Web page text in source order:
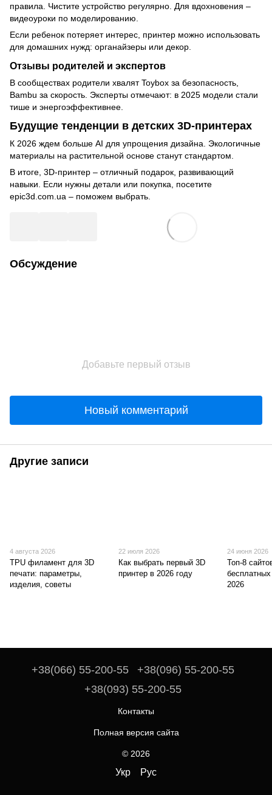
правила. Чистите устройство регулярно. Для вдохновения –
видеоуроки по моделированию.
Если ребенок потеряет интерес, принтер можно использовать
для домашних нужд: органайзеры или декор.
Отзывы родителей и экспертов
В сообществах родители хвалят Toybox за безопасность,
Bambu за скорость. Эксперты отмечают: в 2025 модели стали
тише и энергоэффективнее.
Будущие тенденции в детских 3D-принтерах
К 2026 ждем больше AI для упрощения дизайна. Экологичные
материалы на растительной основе станут стандартом.
В итоге, 3D-принтер – отличный подарок, развивающий
навыки. Если нужны детали или покупка, посетите
epic3d.com.ua – поможем выбрать.
Обсуждение
Добавьте первый отзыв
Новый комментарий
Другие записи
4 августа 2026
TPU филамент для 3D
печати: параметры,
изделия, советы
22 июля 2026
Как выбрать первый 3D
принтер в 2026 году
24 июня 2026
Топ-8
2026
+38(066) 55-200-55
+38(096) 55-200-55
+38(093) 55-200-55
Контакты
Полная версия сайта
© 2026
Укр Рус